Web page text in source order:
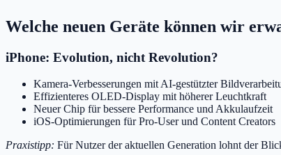
Welche neuen Geräte können wir
iPhone: Evolution, nicht Revolution?
Kamera-Verbesserungen mit AI-gestützter
Effizienteres OLED-Display mit höherer Leuchtkraft
Neuer Chip für bessere Performance und Akkulaufzeit
iOS-Optimierungen für Pro-User und Content Creators
Praxistipp: Für Nutzer der aktuellen Generation lohnt der